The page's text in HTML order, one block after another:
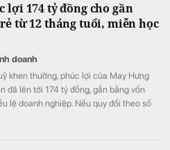
lợi 174 tỷ đồng cho gần
từ 12 tháng tuổi, miễn học
doanh
khen thưởng, phúc lợi của May Hưng
đã lên tới 174 tỷ đồng, gần bằng vốn
lệ doanh nghiệp. Nếu quy đổi theo số